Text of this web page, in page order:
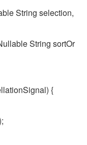
String selection,
String sortOr
{